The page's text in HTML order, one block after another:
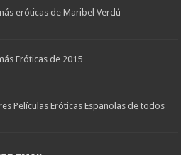
eróticas de Maribel Verdú
Eróticas de 2015
Películas Eróticas Españolas de todos